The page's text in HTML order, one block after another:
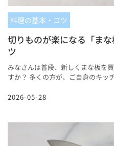
料理の基本・コツ
切りものが楽になる「ま
ツ
みなさんは普段、新しくまな板を
すか？ 多くの方が、ご自身のキッ
2026-05-28